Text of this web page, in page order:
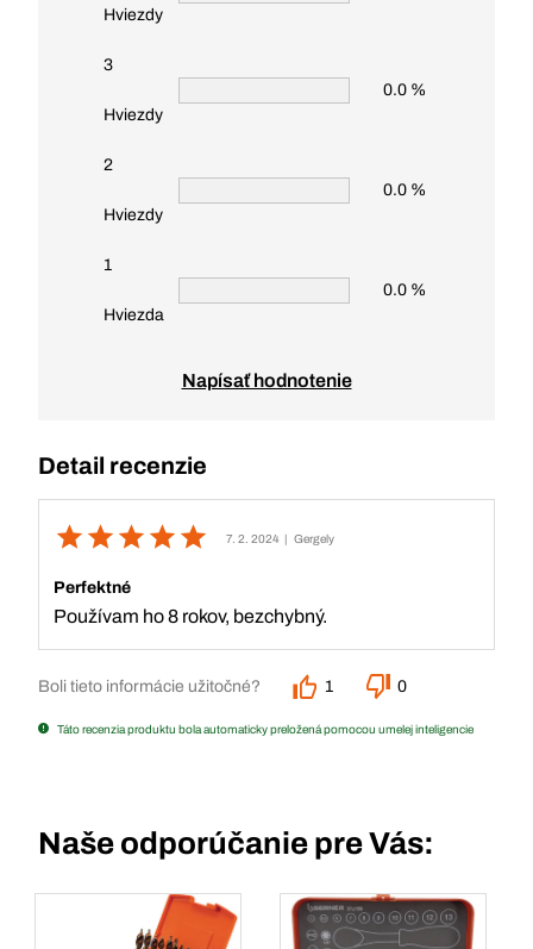
Hviezdy
3
Hviezdy
0.0 %
2
Hviezdy
0.0 %
1
Hviezda
0.0 %
Napísať hodnotenie
Detail recenzie
7. 2. 2024 | Gergely
Perfektné
Používam ho 8 rokov, bezchybný.
Boli tieto informácie užitočné? 1 0
Táto recenzia produktu bola automaticky preložená pomocou umelej inteligencie
Naše odporúčanie pre Vás: